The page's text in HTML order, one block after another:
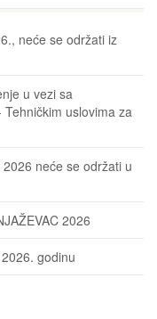
neće se održati iz
u vezi sa
uslovima za
neće se održati u
2026
godinu